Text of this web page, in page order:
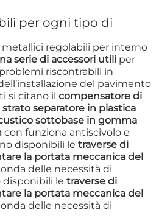
per ogni tipo di
regolabili per interno
serie di accessori utili per
riscontrabili in
del pavimento
si citano il compensatore di
strato separatore in plastica
sottobase in gomma
con funziona antiscivolo e
disponibili le traverse di
la portata meccanica del
delle necessità di
le traverse di
la portata meccanica del
delle necessità di